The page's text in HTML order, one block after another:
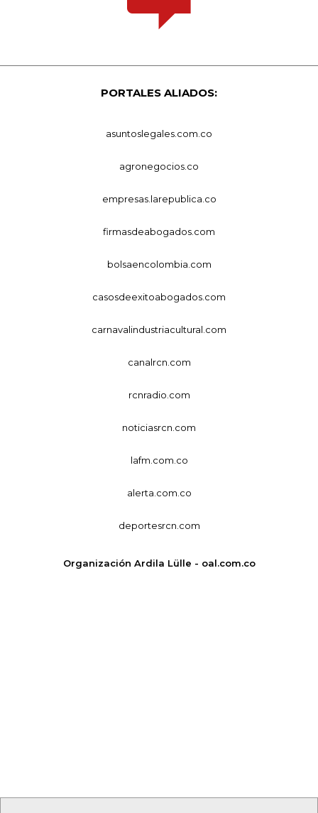
PORTALES ALIADOS:
asuntoslegales.com.co
agronegocios.co
empresas.larepublica.co
firmasdeabogados.com
bolsaencolombia.com
casosdeexitoabogados.com
carnavalindustriacultural.com
canalrcn.com
rcnradio.com
noticiasrcn.com
lafm.com.co
alerta.com.co
deportesrcn.com
Organización Ardila Lülle - oal.com.co